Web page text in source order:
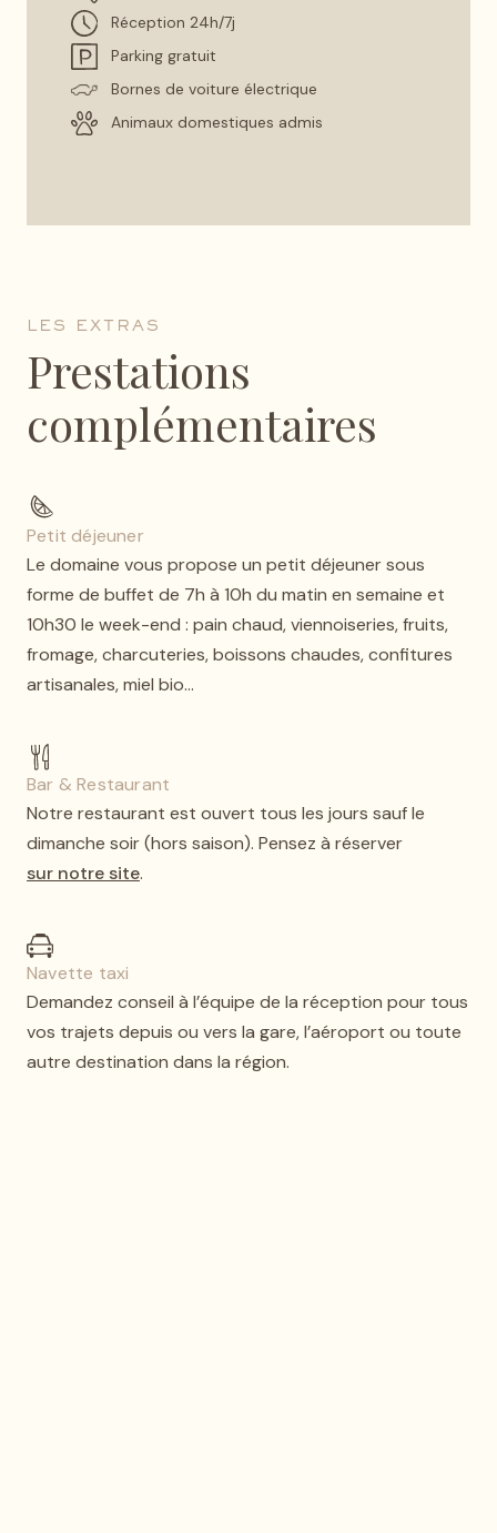
Réception 24h/7j
Parking gratuit
Bornes de voiture électrique
Animaux domestiques admis
LES EXTRAS
Prestations
complémentaires
Petit déjeuner
Le domaine vous propose un petit déjeuner sous
forme de buffet de 7h à 10h du matin en semaine et
10h30 le week-end : pain chaud, viennoiseries, fruits,
fromage, charcuteries, boissons chaudes, confitures
artisanales, miel bio…
Bar & Restaurant
Notre restaurant est ouvert tous les jours sauf le
dimanche soir (hors saison). Pensez à réserver
sur notre site.
Navette taxi
Demandez conseil à l’équipe de la réception pour tous
vos trajets depuis ou vers la gare, l’aéroport ou toute
autre destination dans la région.